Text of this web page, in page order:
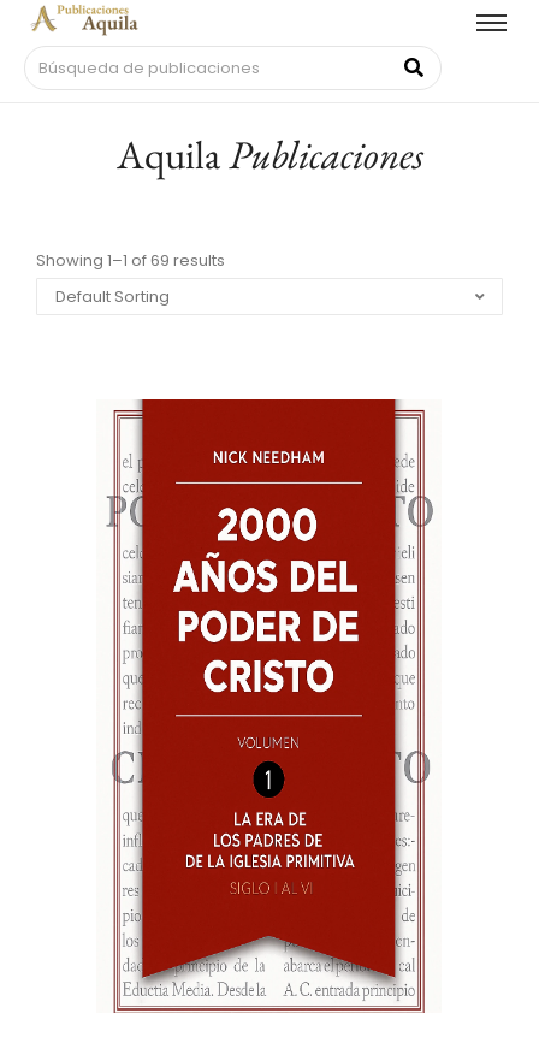
AquilaPublicaciones
Showing 1–1 of 69 results